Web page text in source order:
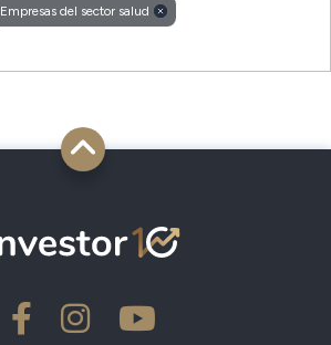
Empresas del sector salud